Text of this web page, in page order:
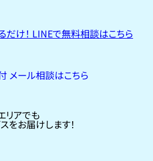
け！ LINEで無料相談はこちら
メール相談はこちら
リアでも
お届けします！